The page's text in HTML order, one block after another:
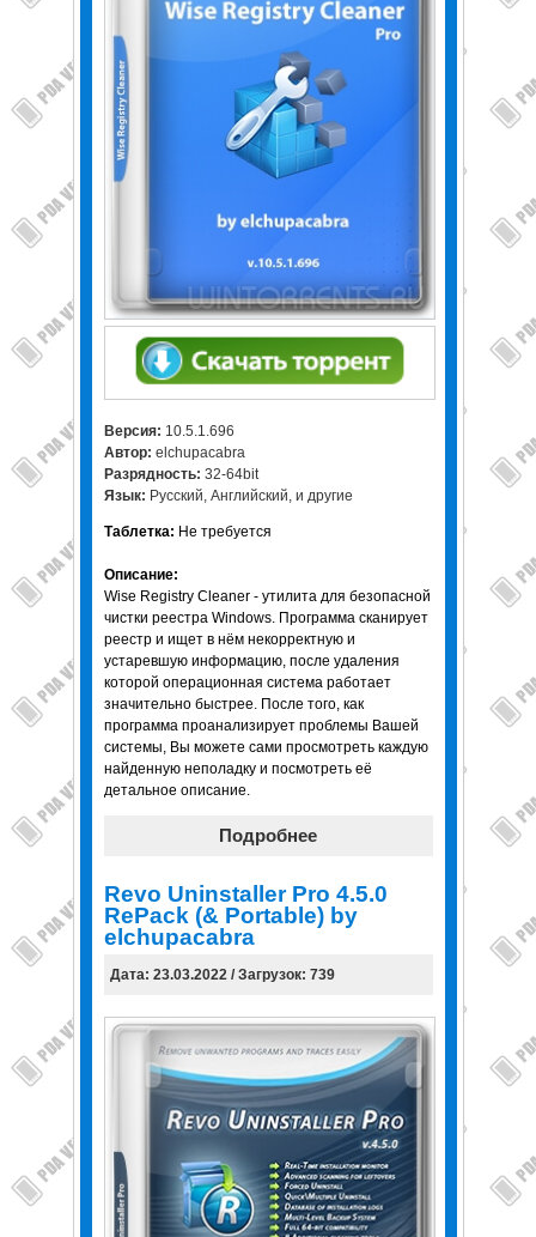
Версия: 10.5.1.696
Автор: elchupacabra
Разрядность: 32-64bit
Язык: Русский, Английский, и другие
Таблетка: Не требуется
Описание:
Wise Registry Cleaner - утилита для безопасной
чистки реестра Windows. Программа сканирует
реестр и ищет в нём некорректную и
устаревшую информацию, после удаления
которой операционная система работает
значительно быстрее. После того, как
программа проанализирует проблемы Вашей
системы, Вы можете сами просмотреть каждую
найденную неполадку и посмотреть её
детальное описание.
Подробнее
Revo Uninstaller Pro 4.5.0
RePack (& Portable) by
elchupacabra
Дата: 23.03.2022 / Загрузок: 739